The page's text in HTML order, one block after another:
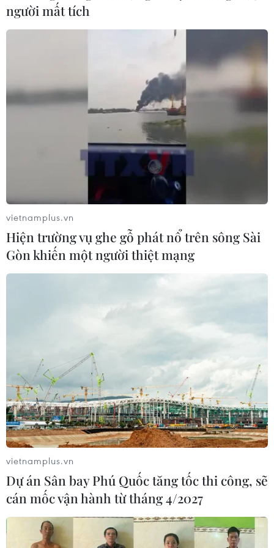
người mất tích
vietnamplus.vn
Hiện trường vụ ghe gỗ phát nổ trên sông Sài
Gòn khiến một người thiệt mạng
vietnamplus.vn
Dự án Sân bay Phú Quốc tăng tốc thi công, sẽ
cán mốc vận hành từ tháng 4/2027